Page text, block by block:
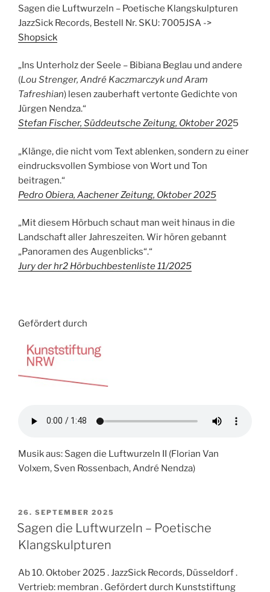
Sagen die Luftwurzeln – Poetische Klangskulpturen
JazzSick Records, Bestell Nr. SKU: 7005JSA ->
Shopsick
„Ins Unterholz der Seele – Bibiana Beglau und andere
(Lou Strenger, André Kaczmarczyk und Aram
Tafreshian) lesen zauberhaft vertonte Gedichte von
Jürgen Nendza.“
Stefan Fischer, Süddeutsche Zeitung, Oktober 2025
„Klänge, die nicht vom Text ablenken, sondern zu einer
eindrucksvollen Symbiose von Wort und Ton
beitragen.“
Pedro Obiera, Aachener Zeitung, Oktober 2025
„Mit diesem Hörbuch schaut man weit hinaus in die
Landschaft aller Jahreszeiten. Wir hören gebannt
„Panoramen des Augenblicks“.“
Jury der hr2 Hörbuchbestenliste 11/2025
Gefördert durch
Musik aus: Sagen die Luftwurzeln II (Florian Van
Volxem, Sven Rossenbach, André Nendza)
VERÖFFENTLICHT
AM
26. SEPTEMBER 2025
Sagen die Luftwurzeln – Poetische
Klangskulpturen
Ab 10. Oktober 2025 . JazzSick Records, Düsseldorf .
Vertrieb: membran . Gefördert durch Kunststiftung